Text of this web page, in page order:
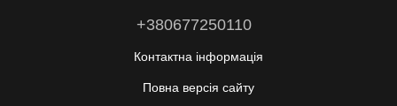
+380677250110
Контактна інформація
Повна версія сайту